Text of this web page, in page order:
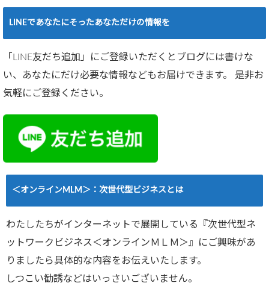
LINEであなたにそったあなただけの情報を
「LINE友だち追加」にご登録いただくとブログには書けな
い、あなたにだけ必要な情報などもお届けできます。 是非お
気軽にご登録ください。
＜オンラインMLM＞：次世代型ビジネスとは
わたしたちがインターネットで展開している『次世代型ネ
ットワークビジネス＜オンラインＭＬＭ＞』にご興味があ
りましたら具体的な内容をお伝えいたします。
しつこい勧誘などはいっさいございません。